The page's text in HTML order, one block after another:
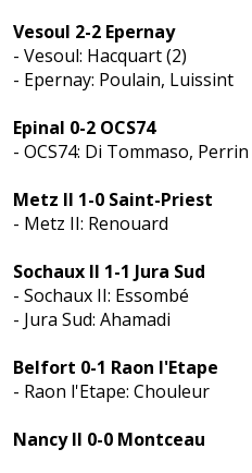
Vesoul 2-2 Epernay
- Vesoul: Hacquart (2)
- Epernay: Poulain, Luissint
Epinal 0-2 OCS74
- OCS74: Di Tommaso, Perrin
Metz II 1-0 Saint-Priest
- Metz II: Renouard
Sochaux II 1-1 Jura Sud
- Sochaux II: Essombé
- Jura Sud: Ahamadi
Belfort 0-1 Raon l'Etape
- Raon l'Etape: Chouleur
Nancy II 0-0 Montceau